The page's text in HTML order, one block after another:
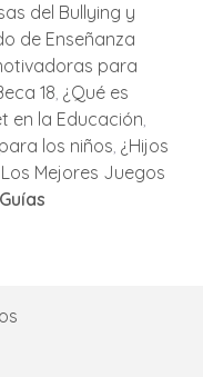
del Bullying y
de Enseñanza
para
18 ¿Qué es
en la Educación
los niños ¿Hijos
Los Mejores Juegos